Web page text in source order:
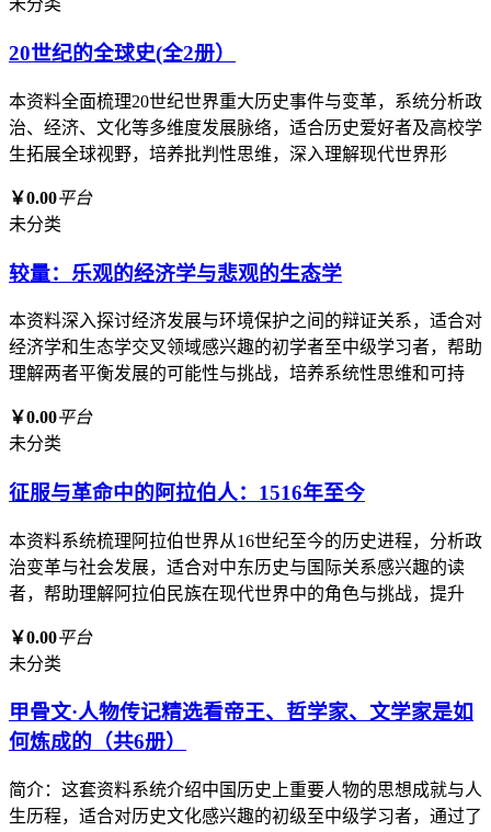
未分类
20世纪的全球史(全2册）
本资料全面梳理20世纪世界重大历史事件与变革，系统分析政
治、经济、文化等多维度发展脉络，适合历史爱好者及高校学
生拓展全球视野，培养批判性思维，深入理解现代世界形
￥0.00平台
未分类
较量：乐观的经济学与悲观的生态学
本资料深入探讨经济发展与环境保护之间的辩证关系，适合对
经济学和生态学交叉领域感兴趣的初学者至中级学习者，帮助
理解两者平衡发展的可能性与挑战，培养系统性思维和可持
￥0.00平台
未分类
征服与革命中的阿拉伯人：1516年至今
本资料系统梳理阿拉伯世界从16世纪至今的历史进程，分析政
治变革与社会发展，适合对中东历史与国际关系感兴趣的读
者，帮助理解阿拉伯民族在现代世界中的角色与挑战，提升
￥0.00平台
未分类
甲骨文·人物传记精选看帝王、哲学家、文学家是如
何炼成的（共6册）
简介：这套资料系统介绍中国历史上重要人物的思想成就与人
生历程，适合对历史文化感兴趣的初级至中级学习者，通过了